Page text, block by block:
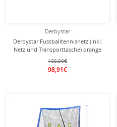
Derbystar
Derbystar Fussballtennisnetz (inkl.
Netz und Transporttasche) orange
600x87cm
109,90€
98,91€